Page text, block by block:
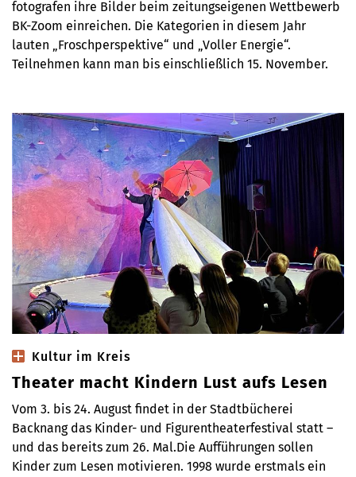
fotografen ihre Bilder beim zeitungseigenen Wettbewerb
BK-Zoom einreichen. Die Kategorien in diesem Jahr
lauten „Froschperspektive“ und „Voller Energie“.
Teilnehmen kann man bis einschließlich 15. November.
Kultur im Kreis
Theater macht Kindern Lust aufs Lesen
Vom 3. bis 24. August findet in der Stadtbücherei
Backnang das Kinder- und Figurentheaterfestival statt –
und das bereits zum 26. Mal.Die Aufführungen sollen
Kinder zum Lesen motivieren. 1998 wurde erstmals ein